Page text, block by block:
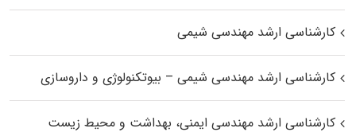
کارشناسی ارشد مهندسی شیمی
کارشناسی ارشد مهندسی شیمی – بیوتکنولوژی و داروسازی
کارشناسی ارشد مهندسی ایمنی، بهداشت و محیط زیست